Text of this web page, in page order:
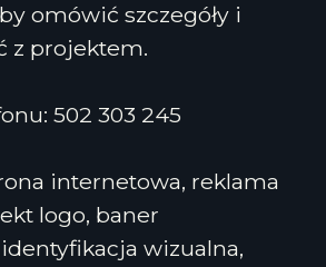
omówić szczegóły i
z projektem.
502 303 245
internetowa, reklama
logo, baner
wizualna,